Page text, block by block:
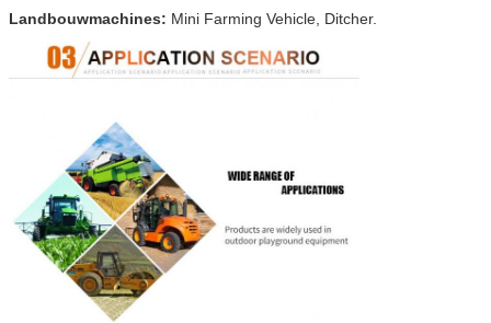
Landbouwmachines: Mini Farming Vehicle, Ditcher.